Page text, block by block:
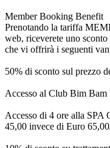
Member Booking Benefit
Prenotando la tariffa
web, riceverete uno
che vi offrirà i seguenti
50% di sconto sul prezzo
Accesso al Club Bim
Accesso di 4 ore alla SPA
45,00 invece di Euro